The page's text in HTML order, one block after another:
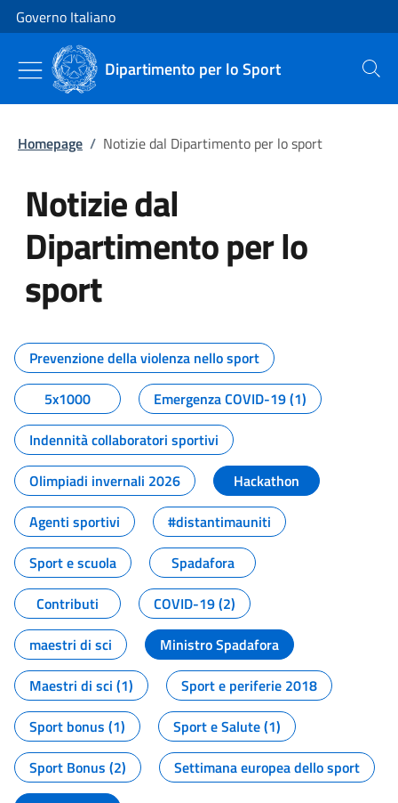
Vai al contenuto
Vai alla navigazione del sito
Governo Italiano
Dipartimento per lo Sport Cerca
Homepage / Notizie dal Dipartimento per lo sport
Notizie dal
Dipartimento per lo
sport
Tutti i contenuti della pagina
Prevenzione della violenza nello sport
5x1000
Emergenza COVID-19 (1)
Indennità collaboratori sportivi
Olimpiadi invernali 2026
Hackathon
Agenti sportivi
#distantimauniti
Sport e scuola
Spadafora
Contributi
COVID-19 (2)
maestri di sci
Ministro Spadafora
Maestri di sci (1)
Sport e periferie 2018
Sport bonus (1)
Sport e Salute (1)
Sport Bonus (2)
Settimana europea dello sport